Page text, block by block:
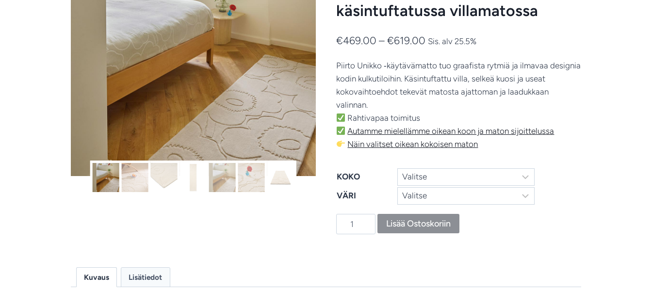
käsintuftatussa villamatossa
€469.00 – €619.00 Hintaluokka:
-
€619.00
Sis. alv 25.5%
Piirto Unikko ‑käytävämatto tuo graafista rytmiä ja ilmavaa designia
kodin kulkutiloihin. Käsintuftattu villa, selkeä kuosi ja useat
kokovaihtoehdot tekevät matosta ajattoman ja laadukkaan
valinnan.
Rahtivapaa toimitus
Autamme mielellämme oikean koon ja maton sijoittelussa
Näin valitset oikean kokoisen maton
KOKO
VÄRI
Piirto
Unikko
graafista
Lisää Ostoskoriin
Kuvaus Lisätiedot